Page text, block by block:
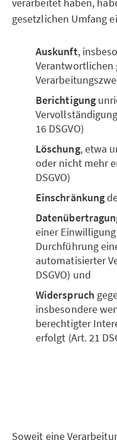
gesetzlichen Umfang
Auskunft,
Verantwortlichen
Berichtigung
16 DSGVO)
Löschung, etwa
oder nicht mehr
DSGVO)
Einschränkung
einer
Durchführung
automatisierter
DSGVO) und
Widerspruch
insbesondere
berechtigter
erfolgt (Art. 21
Soweit eine